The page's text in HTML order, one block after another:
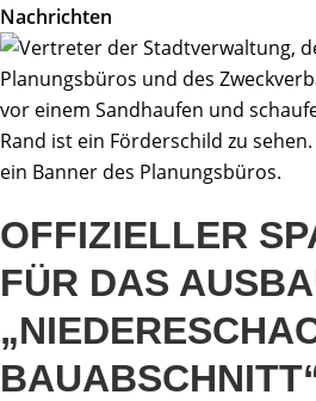
Nachrichten
OFFIZIELLER
FÜR DAS